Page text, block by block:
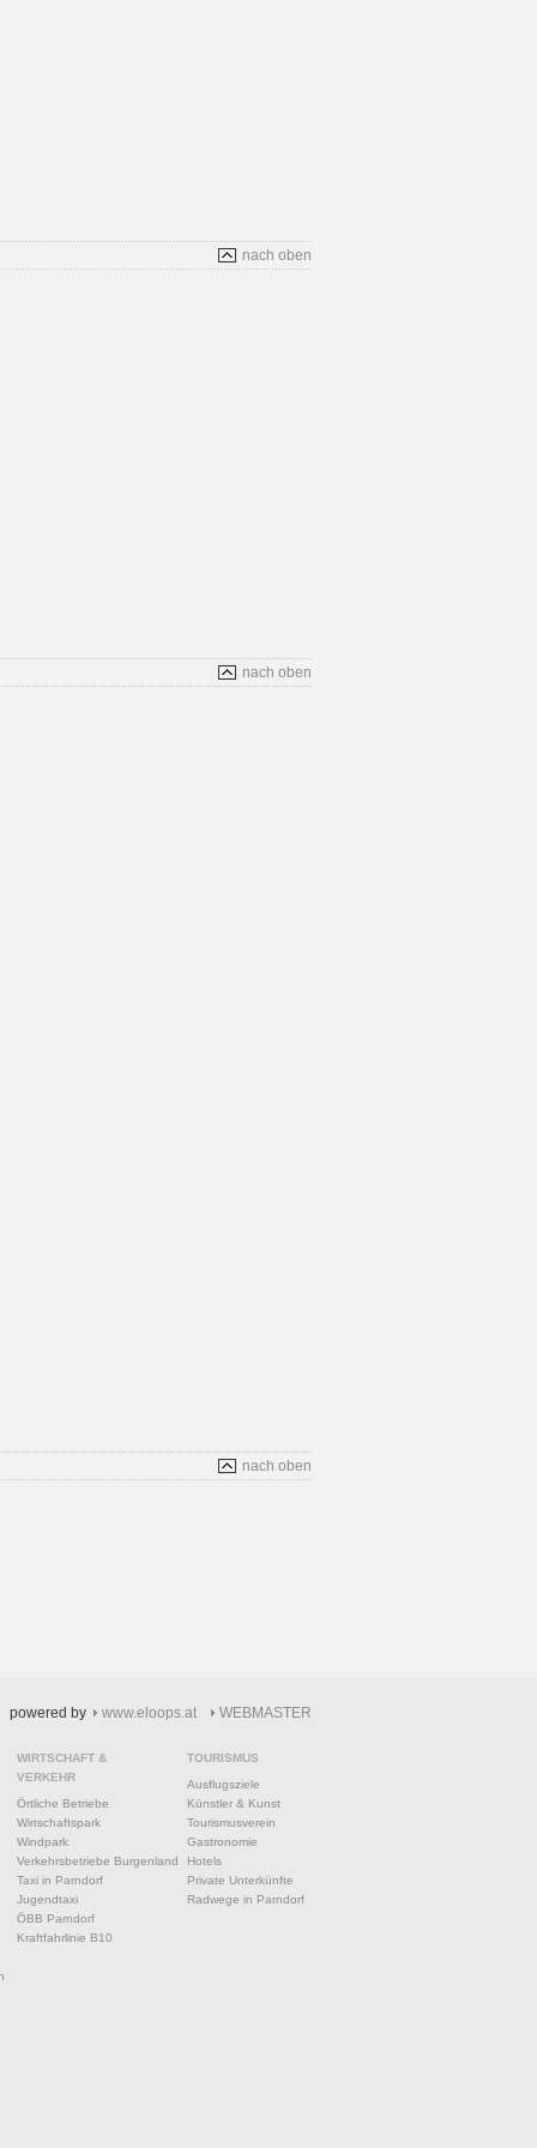
nach oben
nach oben
nach oben
powered by www.eloops.at WEBMASTER
WIRTSCHAFT &
VERKEHR
Örtliche Betriebe
Wirtschaftspark
Windpark
Verkehrsbetriebe Burgenland
Taxi in Parndorf
Jugendtaxi
ÖBB Parndorf
Kraftfahrlinie B10
TOURISMUS
Ausflugsziele
Künstler & Kunst
Tourismusverein
Gastronomie
Hotels
Private Unterkünfte
Radwege in Parndorf